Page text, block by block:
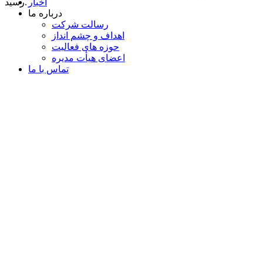
اخبار
درباره ما
رسالت شرکت
اهداف و چشم انداز
حوزه های فعالیت
اعضای هیأت مدیره
تماس با ما
رسید.